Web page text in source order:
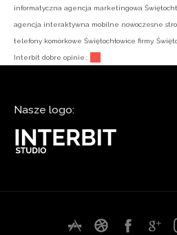
informatyczna agencja marketingowa
agencja interaktywna mobilne nowoczesne
telefony komórkowe Świętochłowice firmy.
Interbit dobre opinie.:
Nasze logo: